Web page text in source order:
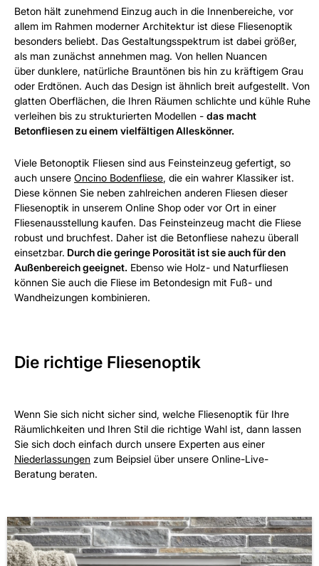
Beton hält zunehmend Einzug auch in die Innenbereiche, vor
allem im Rahmen moderner Architektur ist diese Fliesenoptik
besonders beliebt. Das Gestaltungsspektrum ist dabei größer,
als man zunächst annehmen mag. Von hellen Nuancen
über dunklere, natürliche Brauntönen bis hin zu kräftigem Grau
oder Erdtönen. Auch das Design ist ähnlich breit aufgestellt. Von
glatten Oberflächen, die Ihren Räumen schlichte und kühle Ruhe
verleihen bis zu strukturierten Modellen - das macht
Betonfliesen zu einem vielfältigen Alleskönner.
Viele Betonoptik Fliesen sind aus Feinsteinzeug gefertigt, so
auch unsere Oncino Bodenfliese, die ein wahrer Klassiker ist.
Diese können Sie neben zahlreichen anderen Fliesen dieser
Fliesenoptik in unserem Online Shop oder vor Ort in einer
Fliesenausstellung kaufen. Das Feinsteinzeug macht die Fliese
robust und bruchfest. Daher ist die Betonfliese nahezu überall
einsetzbar. Durch die geringe Porosität ist sie auch für den
Außenbereich geeignet. Ebenso wie Holz- und Naturfliesen
können Sie auch die Fliese im Betondesign mit Fuß- und
Wandheizungen kombinieren.
Die richtige Fliesenoptik
Wenn Sie sich nicht sicher sind, welche Fliesenoptik für Ihre
Räumlichkeiten und Ihren Stil die richtige Wahl ist, dann lassen
Sie sich doch einfach durch unsere Experten aus einer
Niederlassungen zum Beipsiel über unsere Online-Live-
Beratung beraten.